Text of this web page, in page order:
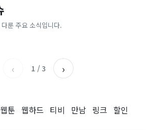
룬 주요 소식입니다.
" 발
"
이데일리
마지
기 속
루… 7일 용광로 더위 절정 찍
‹ 1 / 3 ›
웹툰 웹하드 티비 만남 링크 할인